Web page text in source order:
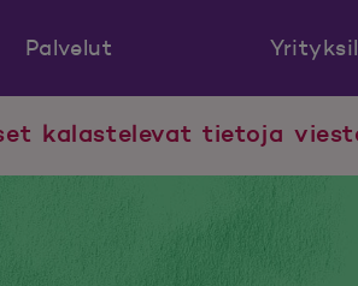
Palvelut
kalastelevat tietoja